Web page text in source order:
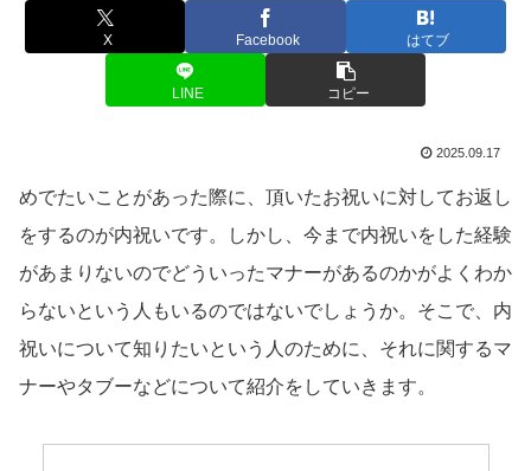
X Facebook はてブ
LINE コピー
2025.09.17
めでたいことがあった際に、頂いたお祝いに対してお返し
をするのが内祝いです。しかし、今まで内祝いをした経験
があまりないのでどういったマナーがあるのかがよくわか
らないという人もいるのではないでしょうか。そこで、内
祝いについて知りたいという人のために、それに関するマ
ナーやタブーなどについて紹介をしていきます。